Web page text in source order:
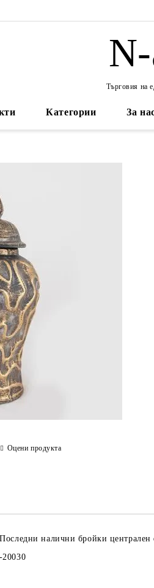
Търговия на
Категории За
Оцени продукта
налични бройки централен
20030